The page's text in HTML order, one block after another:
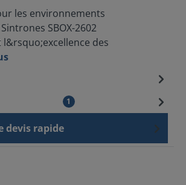
les environnements
SBOX-2602
des
1
devis rapide